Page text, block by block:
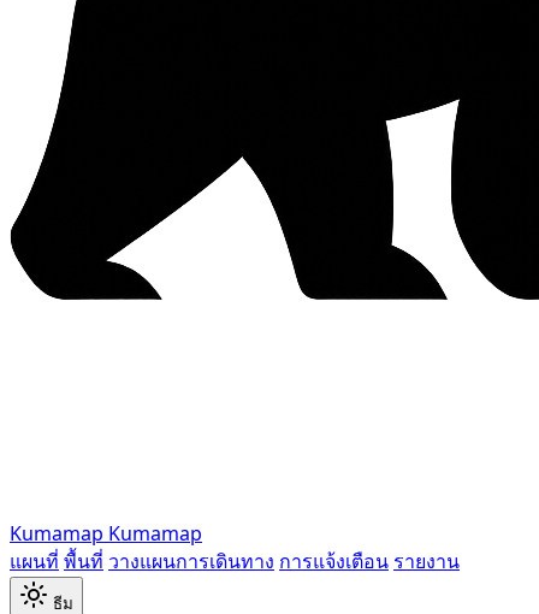
Kumamap Kumamap
แผนที่ พื้นที่ วางแผนการเดินทาง การแจ้งเตือน รายงาน
ธีม